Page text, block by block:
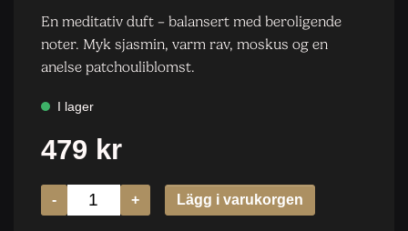
En meditativ duft – balansert med beroligende
noter. Myk sjasmin, varm rav, moskus og en
anelse patchouliblomst.